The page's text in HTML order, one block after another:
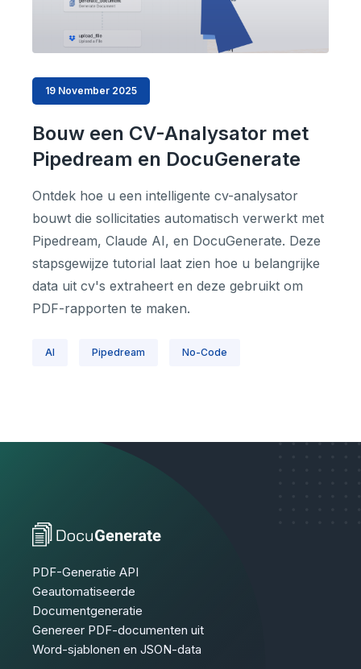
19 November 2025
Bouw een CV-Analysator met
Pipedream en DocuGenerate
Ontdek hoe u een intelligente cv-analysator
bouwt die sollicitaties automatisch verwerkt met
Pipedream, Claude AI, en DocuGenerate. Deze
stapsgewijze tutorial laat zien hoe u belangrijke
data uit cv's extraheert en deze gebruikt om
PDF-rapporten te maken.
AI Pipedream No-Code
PDF-Generatie API
Geautomatiseerde
Documentgeneratie
Genereer PDF-documenten uit
Word-sjablonen en JSON-data